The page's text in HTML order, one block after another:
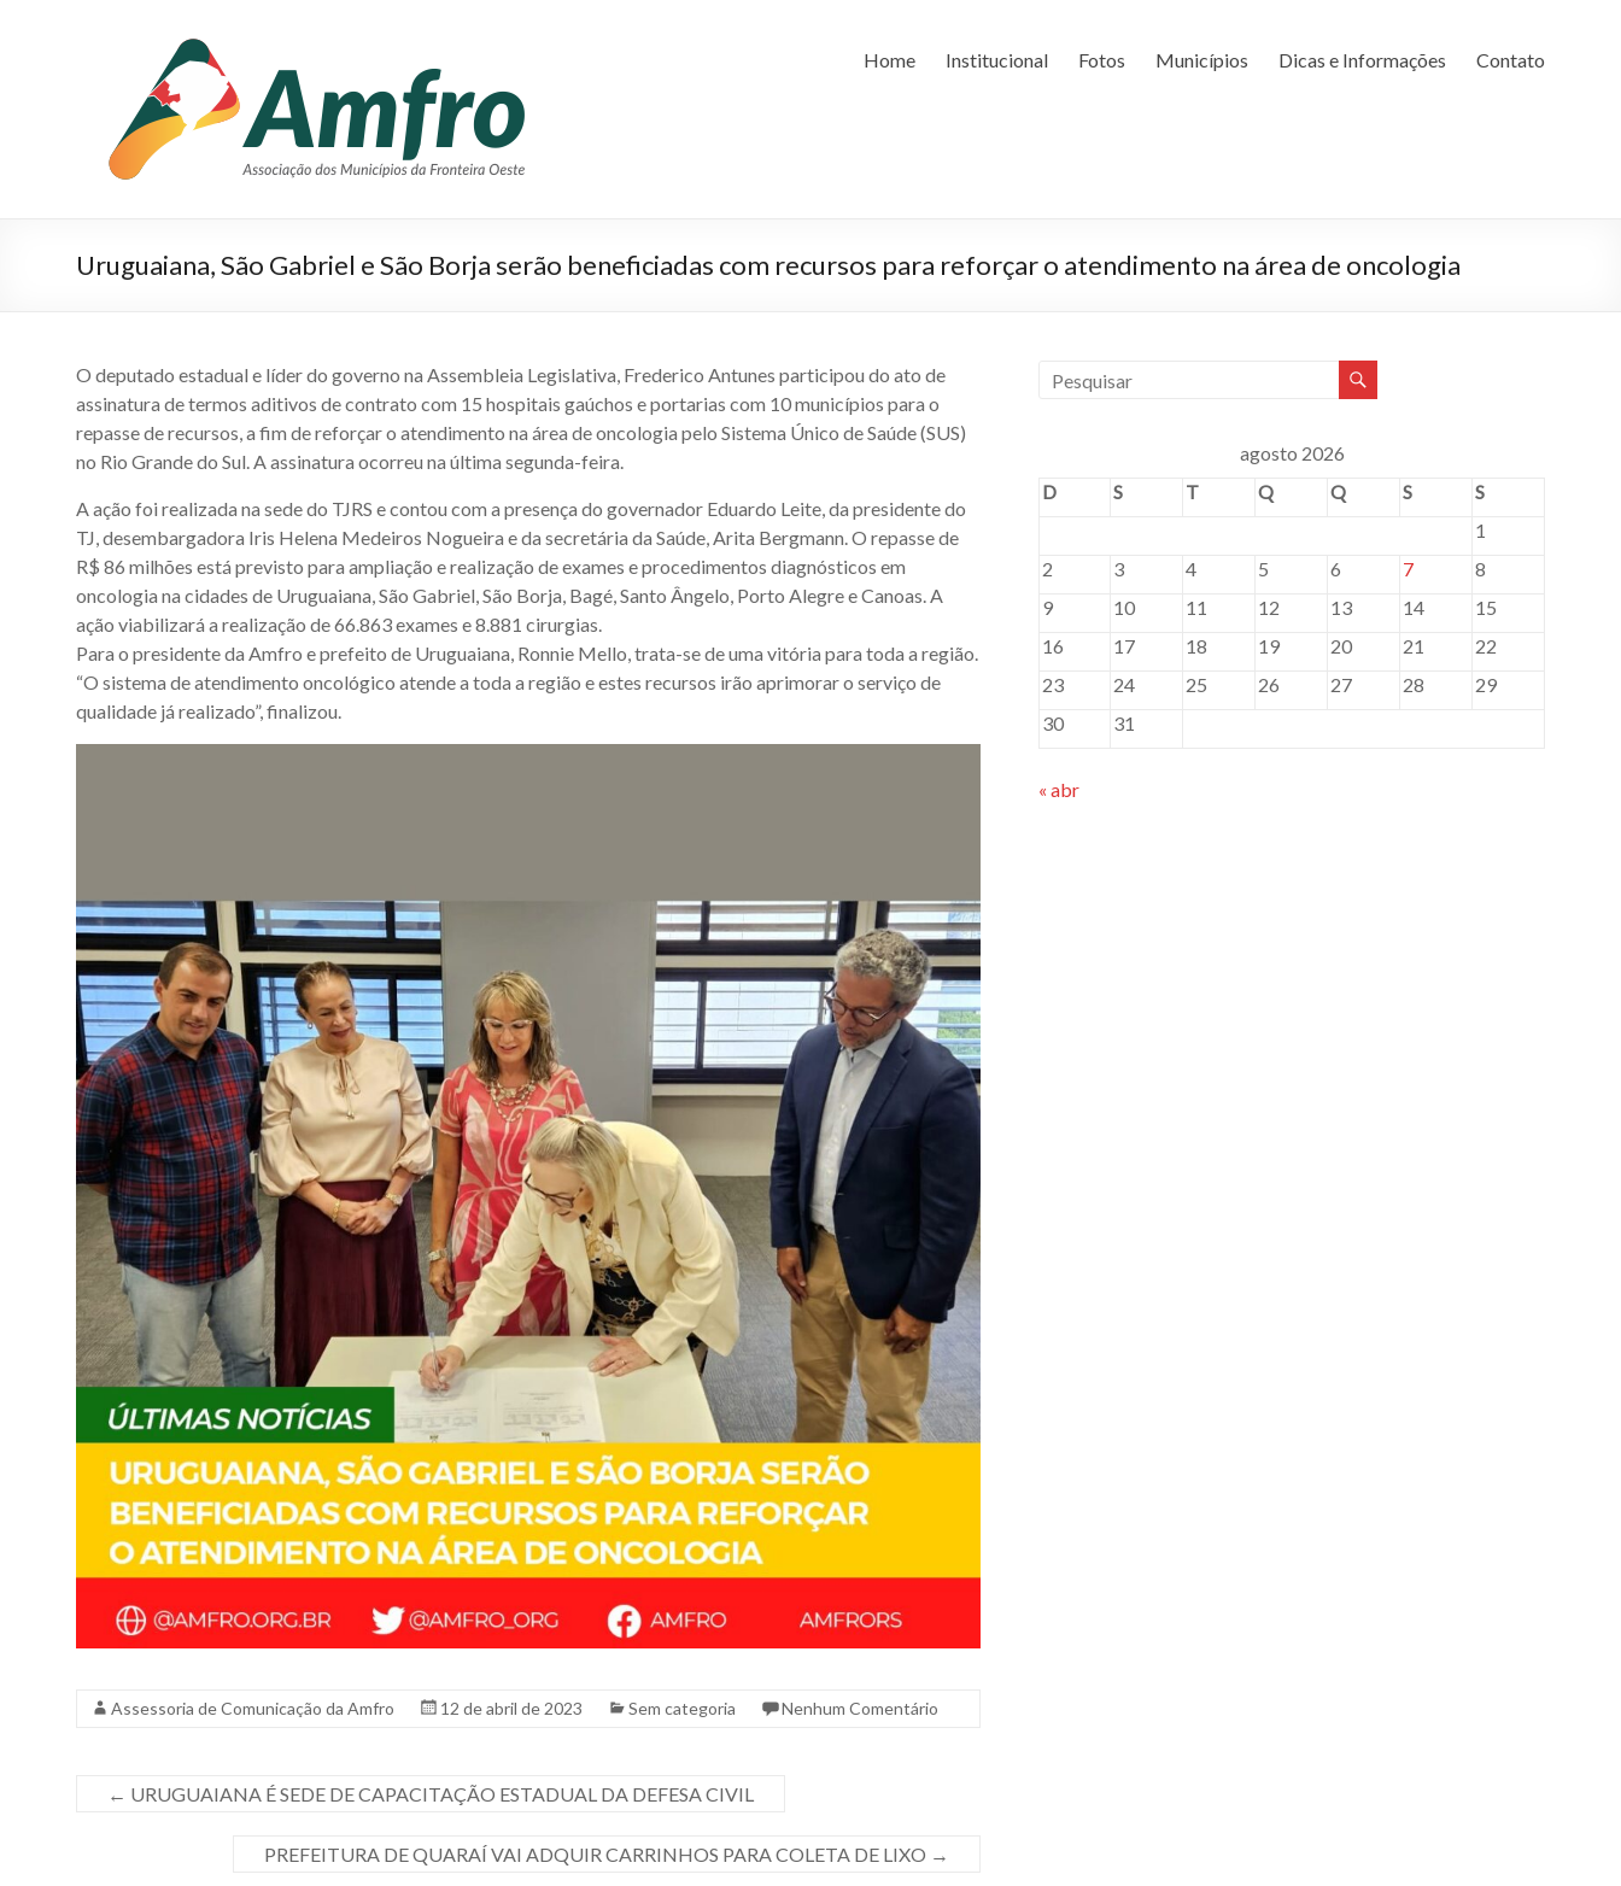
AMFRO
Associação
dos
da
Oeste
–
RS
Site
da
Associação
dos
Municípios
da
Fronteira
Oeste
do
Sul.
Home Institucional Fotos Municípios Dicas e Informações Contato
Uruguaiana, São Gabriel e São Borja serão beneficiadas com recursos para reforçar o atendimento na área de oncologia
O deputado estadual e líder do governo na Assembleia Legislativa, Frederico Antunes participou do ato de
assinatura de termos aditivos de contrato com 15 hospitais gaúchos e portarias com 10 municípios para o
repasse de recursos, a fim de reforçar o atendimento na área de oncologia pelo Sistema Único de Saúde (SUS)
no Rio Grande do Sul. A assinatura ocorreu na última segunda-feira.
A ação foi realizada na sede do TJRS e contou com a presença do governador Eduardo Leite, da presidente do
TJ, desembargadora Iris Helena Medeiros Nogueira e da secretária da Saúde, Arita Bergmann. O repasse de
R$ 86 milhões está previsto para ampliação e realização de exames e procedimentos diagnósticos em
oncologia na cidades de Uruguaiana, São Gabriel, São Borja, Bagé, Santo Ângelo, Porto Alegre e Canoas. A
ação viabilizará a realização de 66.863 exames e 8.881 cirurgias.
Para o presidente da Amfro e prefeito de Uruguaiana, Ronnie Mello, trata-se de uma vitória para toda a região.
“O sistema de atendimento oncológico atende a toda a região e estes recursos irão aprimorar o serviço de
qualidade já realizado”, finalizou.
Assessoria de Comunicação da Amfro 12 de abril de 2023 Sem categoria Nenhum Comentário
← URUGUAIANA É SEDE DE CAPACITAÇÃO ESTADUAL DA DEFESA CIVIL
PREFEITURA DE QUARAÍ VAI ADQUIR CARRINHOS PARA COLETA DE LIXO →
agosto 2026
D
S T Q Q S
S
1
2
3 4 5 6 7
8
9
10 11 12 13 14
15
16
17 18 19 20 21
22
23
24 25 26 27 28
29
30
31
« abr